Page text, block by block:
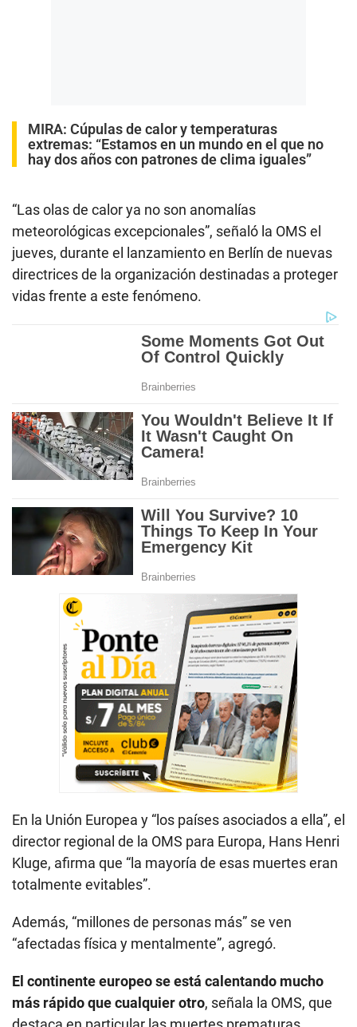
MIRA: Cúpulas de calor y temperaturas
extremas: “Estamos en un mundo en el que no
hay dos años con patrones de clima iguales”
“Las olas de calor ya no son anomalías
meteorológicas excepcionales”, señaló la OMS el
jueves, durante el lanzamiento en Berlín de nuevas
directrices de la organización destinadas a proteger
vidas frente a este fenómeno.
En la Unión Europea y “los países asociados a ella”, el
director regional de la OMS para Europa, Hans Henri
Kluge, afirma que “la mayoría de esas muertes eran
totalmente evitables”.
Además, “millones de personas más” se ven
“afectadas física y mentalmente”, agregó.
El continente europeo se está calentando mucho
más rápido que cualquier otro, señala la OMS, que